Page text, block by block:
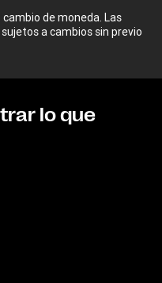
de moneda. Las
a cambios sin previo
lo que